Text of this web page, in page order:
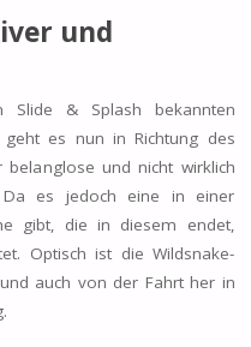
und
& Splash bekannten
es nun in Richtung des
und nicht wirklich
Da es jedoch eine in einer
gibt, die in diesem endet,
Optisch ist die Wildsnake-
auch von der Fahrt her in